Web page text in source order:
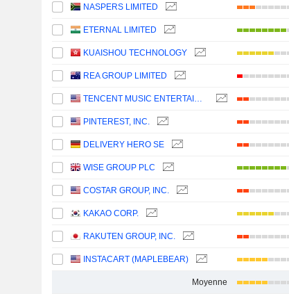
NASPERS LIMITED
ETERNAL LIMITED
KUAISHOU TECHNOLOGY
REA GROUP LIMITED
TENCENT MUSIC ENTERTAINMENT GROUP
PINTEREST, INC.
DELIVERY HERO SE
WISE GROUP PLC
COSTAR GROUP, INC.
KAKAO CORP.
RAKUTEN GROUP, INC.
INSTACART (MAPLEBEAR)
Moyenne